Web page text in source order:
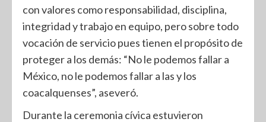
con valores como responsabilidad, disciplina,
integridad y trabajo en equipo, pero sobre todo
vocación de servicio pues tienen el propósito de
proteger a los demás: “No le podemos fallar a
México, no le podemos fallar a las y los
coacalquenses”, aseveró.
Durante la ceremonia cívica estuvieron